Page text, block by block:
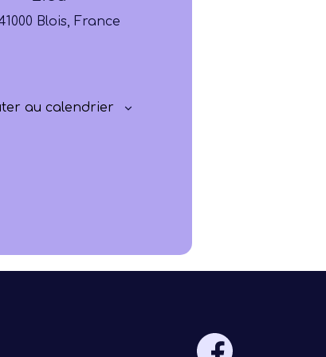
Progresser
Blois, France
au calendrier